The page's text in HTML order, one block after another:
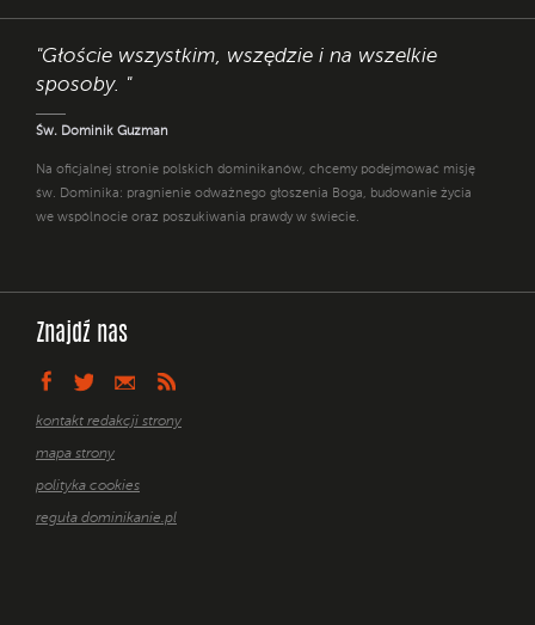
"Głoście wszystkim, wszędzie i na wszelkie
sposoby. "
Św. Dominik Guzman
Na oficjalnej stronie polskich dominikanów, chcemy podejmować misję
św. Dominika: pragnienie odważnego głoszenia Boga, budowanie życia
we wspólnocie oraz poszukiwania prawdy w świecie.
Znajdź nas
kontakt redakcji strony
mapa strony
polityka cookies
reguła dominikanie.pl